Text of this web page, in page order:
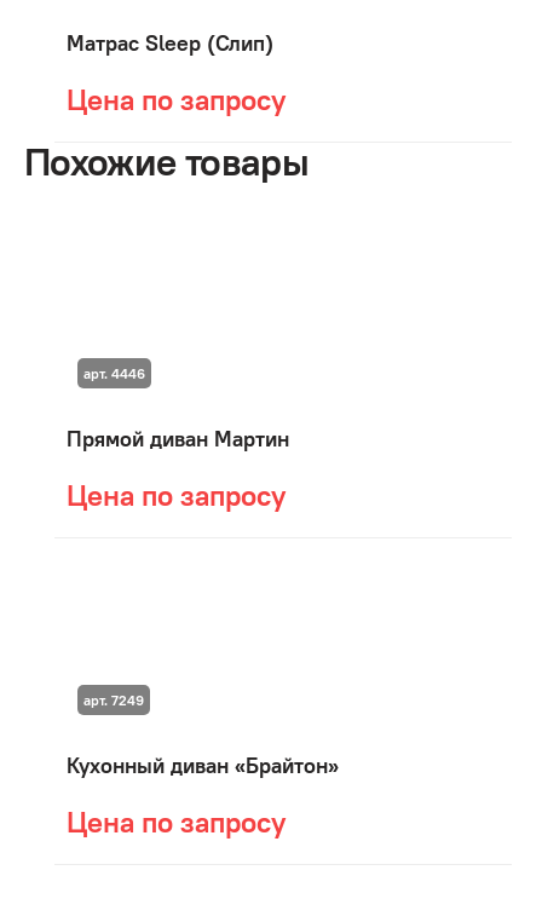
Матрас Sleep (Слип)
Цена по запросу
Похожие товары
Прямой диван Мартин
Цена по запросу
арт. 4446
Кухонный диван «Брайтон»
Цена по запросу
арт. 7249